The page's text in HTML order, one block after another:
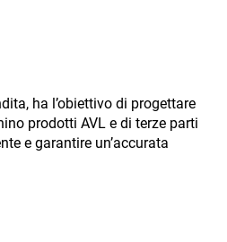
ha l’obiettivo di progettare
prodotti AVL e di terze parti
e garantire un’accurata